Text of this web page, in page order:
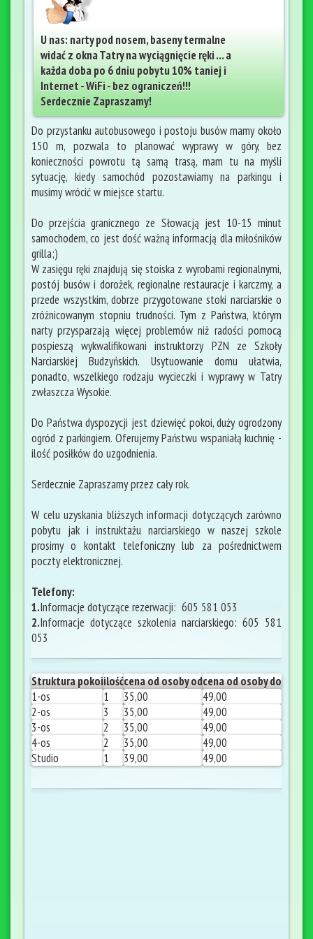
U nas: narty pod nosem, baseny termalne
widać z okna Tatry na wyciągnięcie ręki ... a
każda doba po 6 dniu pobytu 10% taniej i
Internet - WiFi - bez ograniczeń!!!
Serdecznie Zapraszamy!
Do przystanku autobusowego i postoju busów mamy około
150 m, pozwala to planować wyprawy w góry, bez
konieczności powrotu tą samą trasą, mam tu na myśli
sytuację, kiedy samochód pozostawiamy na parkingu i
musimy wrócić w miejsce startu.
Do przejścia granicznego ze Słowacją jest 10-15 minut
samochodem, co jest dość ważną informacją dla miłośników
grilla;)
W zasięgu ręki znajdują się stoiska z wyrobami regionalnymi,
postój busów i dorożek, regionalne restauracje i karczmy, a
przede wszystkim, dobrze przygotowane stoki narciarskie o
zróżnicowanym stopniu trudności. Tym z Państwa, którym
narty przysparzają więcej problemów niż radości pomocą
pospieszą wykwalifikowani instruktorzy PZN ze Szkoły
Narciarskiej Budzyńskich. Usytuowanie domu ułatwia,
ponadto, wszelkiego rodzaju wycieczki i wyprawy w Tatry
zwłaszcza Wysokie.
Do Państwa dyspozycji jest dziewięć pokoi, duży ogrodzony
ogród z parkingiem. Oferujemy Państwu wspaniałą kuchnię -
ilość posiłków do uzgodnienia.
Serdecznie Zapraszamy przez cały rok.
W celu uzyskania bliższych informacji dotyczących zarówno
pobytu jak i instruktażu narciarskiego w naszej szkole
prosimy o kontakt telefoniczny lub za pośrednictwem
poczty elektronicznej.
Telefony:
1.Informacje dotyczące rezerwacji: 605 581 053
2.Informacje dotyczące szkolenia narciarskiego: 605 581
053
Struktura pokoiilośćcena od osoby odcena od osoby do
1-os
1 35,00
49,00
2-os
3 35,00
49,00
3-os
2 35,00
49,00
4-os
2 35,00
49,00
Studio
1 39,00 49,00